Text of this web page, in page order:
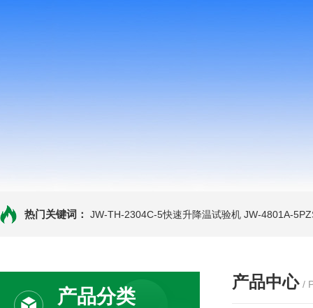
热门关键词： JW-TH-2304C-5快速升降温试验机 JW-4801A-
产品分类
产品中心 /